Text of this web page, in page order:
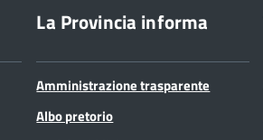
La Provincia informa
Amministrazione trasparente
Albo pretorio